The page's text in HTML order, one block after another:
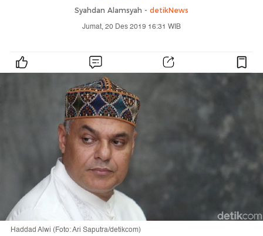
Syahdan Alamsyah - detikNews
Jumat, 20 Des 2019 16:31 WIB
Haddad Alwi (Foto: Ari Saputra/detikcom)